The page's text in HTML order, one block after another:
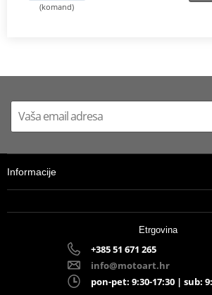
(komand)
Informacije
Etrgovina
+385 51 671 265
info@motoart.hr
pon-pet: 9:30-17:30 | sub: